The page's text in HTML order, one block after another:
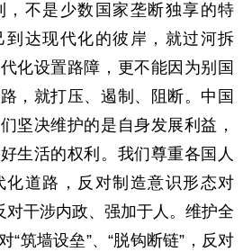
，不是少数国家垄断独享的特
到达现代化的彼岸，就过河拆
化设置路障，更不能因为别国
，就打压、遏制、阻断。中国
坚决维护的是自身发展利益，
生活的权利。我们尊重各国人
化道路，反对制造意识形态对
对干涉内政、强加于人。维护全
“筑墙设垒”、“脱钩断链”，反对